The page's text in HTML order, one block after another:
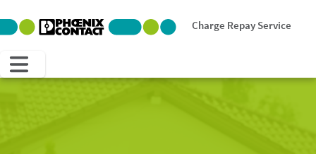
Charge Repay Service